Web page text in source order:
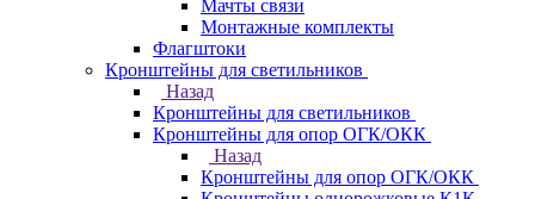
Мачты связи
Монтажные комплекты
Флагштоки
Кронштейны для светильников
Назад
Кронштейны для светильников
Кронштейны для опор ОГК/ОКК
Назад
Кронштейны для опор ОГК/ОКК